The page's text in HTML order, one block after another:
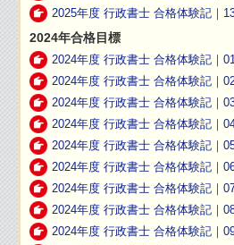
2025年度 行政書士 合格体験記｜
2024年合格目標
2024年度 行政書士 合格体験記｜
2024年度 行政書士 合格体験記｜
2024年度 行政書士 合格体験記｜
2024年度 行政書士 合格体験記｜
2024年度 行政書士 合格体験記｜
2024年度 行政書士 合格体験記｜
2024年度 行政書士 合格体験記｜
2024年度 行政書士 合格体験記｜
2024年度 行政書士 合格体験記｜